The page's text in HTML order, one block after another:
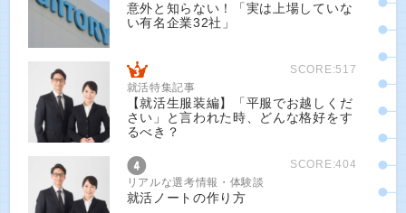
意外と知らない！「実は上場していな
い有名企業32社」
SCORE:517
就活特集記事
【就活生服装編】「平服でお越しくだ
さい」と言われた時、どんな格好をす
るべき？
SCORE:404
リアルな選考情報・体験談
就活ノートの作り方